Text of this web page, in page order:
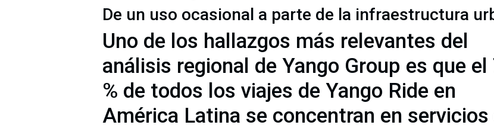
De un uso ocasional a parte de la infraestructura
Uno de los hallazgos más relevantes del
análisis regional de Yango Group es que el
% de todos los viajes de Yango Ride en
América Latina se concentran en servicios